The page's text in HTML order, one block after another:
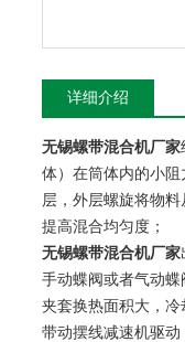
详细介绍
无锡螺带混合机厂家
体）在筒体内的小
层，外层螺旋将物
提高混合均匀度；
无锡螺带混合机厂家
手动蝶阀或者气动
夹套换热面积大，
带动摆线减速机驱